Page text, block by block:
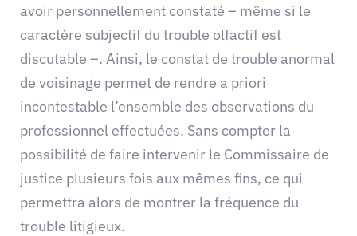
avoir personnellement constaté – même si le
caractère subjectif du trouble olfactif est
discutable –. Ainsi, le constat de trouble anormal
de voisinage permet de rendre a priori
incontestable l’ensemble des observations du
professionnel effectuées. Sans compter la
possibilité de faire intervenir le Commissaire de
justice plusieurs fois aux mêmes fins, ce qui
permettra alors de montrer la fréquence du
trouble litigieux.